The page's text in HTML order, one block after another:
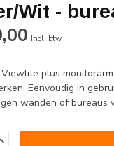
Wit -
Incl. btw
plus
Eenvoudig in
wanden of